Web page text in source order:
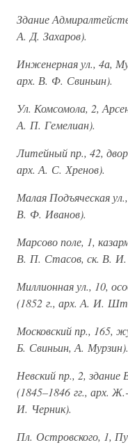
Здание
А. Д. Захаров).
Инженерная ул., 4а,
арх. В. Ф. Свиньин).
Ул. Комсомола, 2,
А. П. Гемелиан).
Литейный пр., 42,
арх. А. С. Хренов).
Малая Подъяческая
В. Ф. Иванов).
Марсово поле, 1,
В. П. Стасов, ск. В. И.
Миллионная ул., 10,
(1852 г., арх. А. И.
Московский пр., 165,
Б. Свиньин, А. Мурзин).
Невский пр., 2, здание
(1845–1846 гг., арх.
И. Черник).
Пл. Островского, 1,